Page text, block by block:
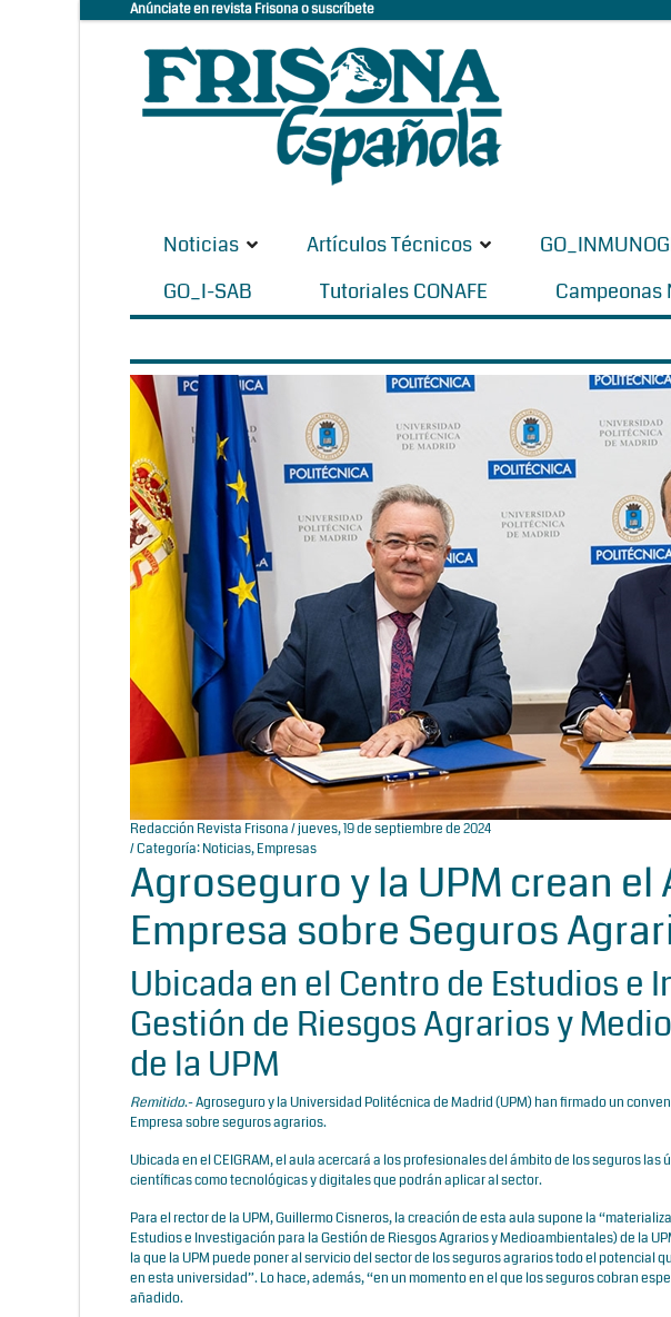
Anúnciate en revista Frisona o suscríbete
Noticias Artículos Técnicos
GO_I-SAB
Tutoriales CONAFE
Redacción Revista Frisona/ jueves, 19 de septiembre de 2024
/ Categoría:Noticias,Empresas
Agroseguro y la UPM crean
Empresa sobre Seguros
Ubicada en el Centro de Estudios e
Gestión de Riesgos Agrarios y
de la UPM
Remitido.- Agroseguro y la Universidad Politécnica de Madrid (UPM) han firmado un
Empresa sobre seguros agrarios.
Ubicada en el CEIGRAM, el aula acercará a los profesionales del ámbito de los seguros
científicas como tecnológicas y digitales que podrán aplicar al sector.
Para el rector de la UPM, Guillermo Cisneros, la creación de esta aula supone la
Estudios e Investigación para la Gestión de Riesgos Agrarios y Medioambientales) de la
la que la UPM puede poner al servicio del sector de los seguros agrarios todo el potencial
en esta universidad”. Lo hace, además, “en un momento en el que los seguros cobran
añadido.